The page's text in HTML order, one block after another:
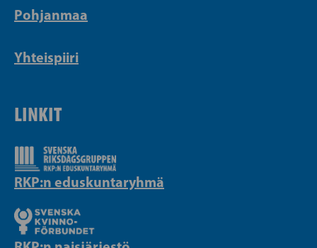
Pohjanmaa
Yhteispiiri
LINKIT
RKP:n eduskuntaryhmä